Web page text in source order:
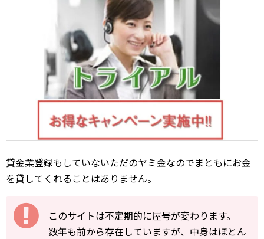
貸金業登録もしていないただのヤミ金なのでまともにお金
を貸してくれることはありません。
このサイトは不定期的に屋号が変わります。
数年も前から存在していますが、中身はほとん